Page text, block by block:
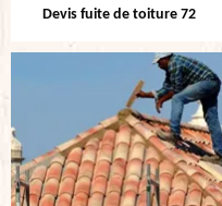
Devis fuite de toiture 72